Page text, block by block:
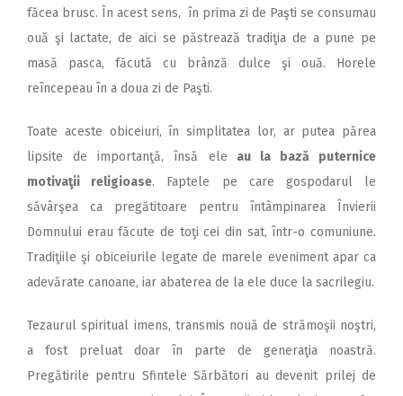
făcea brusc. În acest sens, în prima zi de Paşti se consumau
ouă şi lactate, de aici se păstrează tradiţia de a pune pe
masă pasca, făcută cu brânză dulce şi ouă. Horele
reîncepeau în a doua zi de Paşti.
Toate aceste obiceiuri, în simplitatea lor, ar putea părea
lipsite de importanţă, însă ele au la bază puternice
motivaţii religioase. Faptele pe care gospodarul le
săvârşea ca pregătitoare pentru întâmpinarea Învierii
Domnului erau făcute de toţi cei din sat, într-o comuniune.
Tradiţiile şi obiceiurile legate de marele eveniment apar ca
adevărate canoane, iar abaterea de la ele duce la sacrilegiu.
Tezaurul spiritual imens, transmis nouă de strămoşii noştri,
a fost preluat doar în parte de generaţia noastră.
Pregătirile pentru Sfintele Sărbători au devenit prilej de